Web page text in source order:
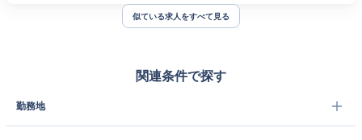
似ている求人をすべて見る
関連条件で探す
勤務地